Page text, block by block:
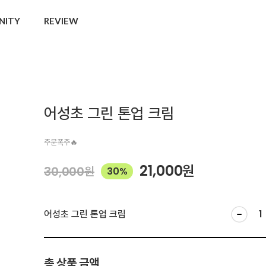
REVIEW
어성초 그린 톤업 크림
주문폭주🔥
30,000원 30% 21,000원
어성초 그린 톤업 크림